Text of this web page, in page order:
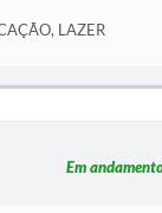
LAZER
Em